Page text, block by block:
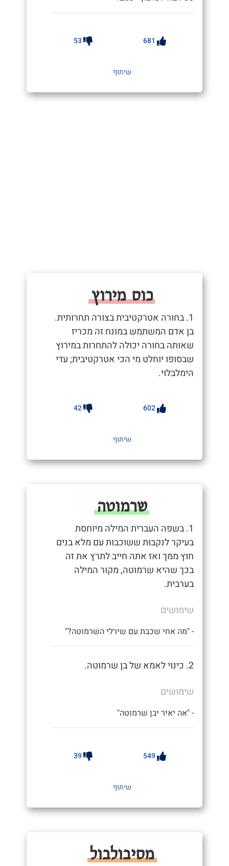
681
53
שיתוף
כוס מירוץ
1. בחורה אטרקטיבית בצורה תחרותית.
בן אדם המשתמש במונח זה מכריז
שאותה בחורה יכולה להתחרות במירוץ
שבסופו יוחלט מי הכי אטרקטיבית; עדי
הימלבלוי.
602
42
שיתוף
שרמוטה
1. בשפה העברית המילה מיוחסת
בעיקר לנקבות ששוכבות עם מלא בנים
חוץ ממך ואז אתה חייב לתרץ את זה
בכך שהיא שרמוטה, מקור המילה
בערבית.
שימושים
- "מה אחי שכבת עם שירלי השרמוטה?"
2. כינוי לאמא של בן שרמוטה.
שימושים
- "אה יאיר יבן שרמוטה"
549
39
שיתוף
מסיבולבול